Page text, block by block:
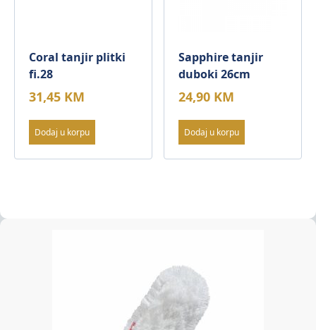
Coral tanjir plitki
fi.28
31,45 KM
Dodaj u korpu
Sapphire tanjir
duboki 26cm
24,90 KM
Dodaj u korpu